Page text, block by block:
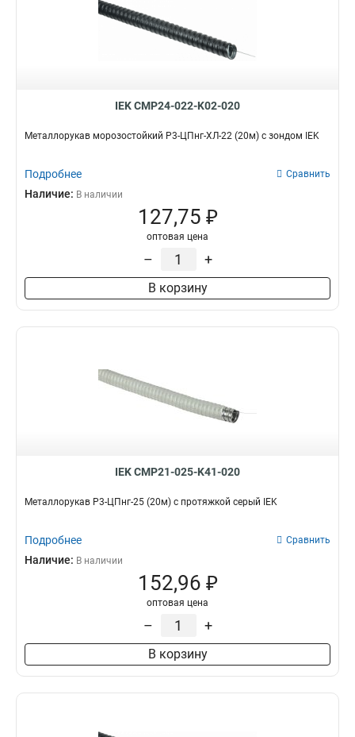
IEK CMP24-022-K02-020
Металлорукав морозостойкий Р3-ЦПнг-ХЛ-22 (20м) с зондом IEK
Подробнее Сравнить
Наличие: В наличии
127,75 ₽
оптовая цена
– +
В корзину
IEK CMP21-025-K41-020
Металлорукав Р3-ЦПнг-25 (20м) с протяжкой серый IEK
Подробнее Сравнить
Наличие: В наличии
152,96 ₽
оптовая цена
– +
В корзину